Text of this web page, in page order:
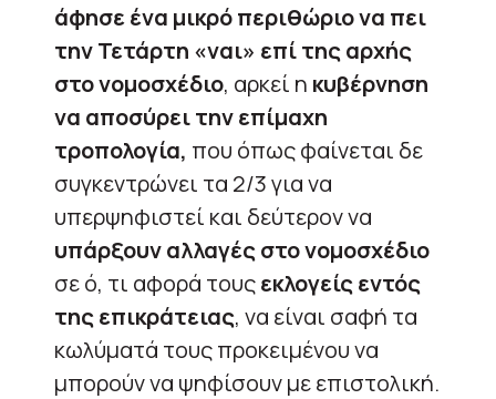
άφησε ένα μικρό περιθώριο να πει
την Τετάρτη «ναι» επί της αρχής
στο νομοσχέδιο, αρκεί η κυβέρνηση
να αποσύρει την επίμαχη
τροπολογία, που όπως φαίνεται δε
συγκεντρώνει τα 2/3 για να
υπερψηφιστεί και δεύτερον να
υπάρξουν αλλαγές στο νομοσχέδιο
σε ό, τι αφορά τουςεκλογείς εντός
της επικράτειας, να είναι σαφή τα
κωλύματά τους προκειμένου να
μπορούν να ψηφίσουν με επιστολική.